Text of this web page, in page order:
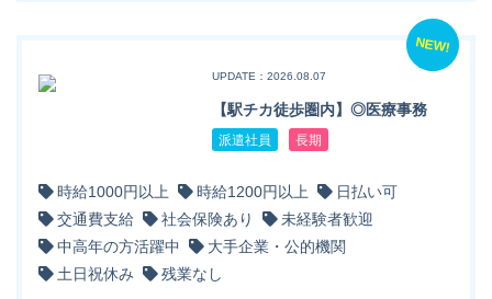
NEW!
UPDATE：2026.08.07
【駅チカ徒歩圏内】◎医療事務
派遣社員 長期
時給1000円以上 時給1200円以上
日払い可
交通費支給
社会保険あり
未経験者歓迎
中高年の方活躍中
大手企業・公的機関
土日祝休み
残業なし